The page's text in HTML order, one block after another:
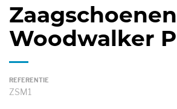
Ga
naar
het
de
Woodwalker
REFERENTIE
ZSM1